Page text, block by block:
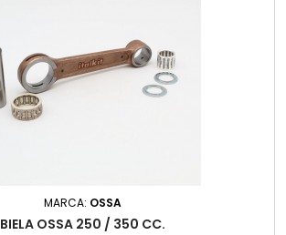
MARCA: OSSA
BIELA OSSA 250 / 350 CC.